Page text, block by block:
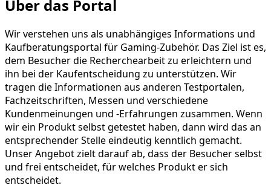
Über das Portal
Wir verstehen uns als unabhängiges Informations und
Kaufberatungsportal für Gaming-Zubehör. Das Ziel ist es,
dem Besucher die Recherchearbeit zu erleichtern und
ihn bei der Kaufentscheidung zu unterstützen. Wir
tragen die Informationen aus anderen Testportalen,
Fachzeitschriften, Messen und verschiedene
Kundenmeinungen und -Erfahrungen zusammen. Wenn
wir ein Produkt selbst getestet haben, dann wird das an
entsprechender Stelle eindeutig kenntlich gemacht.
Unser Angebot zielt darauf ab, dass der Besucher selbst
und frei entscheidet, für welches Produkt er sich
entscheidet.